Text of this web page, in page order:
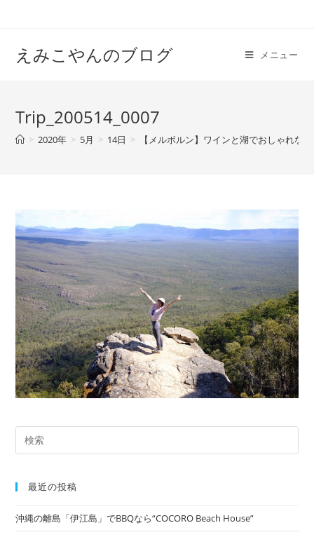
えみこやんのブログ メニュー
Trip_200514_0007
> 2020年 > 5月 > 14日 > 【メルボルン】ワインと湖でおしゃれな
最近の投稿
沖縄の離島「伊江島」でBBQなら“COCORO Beach House”